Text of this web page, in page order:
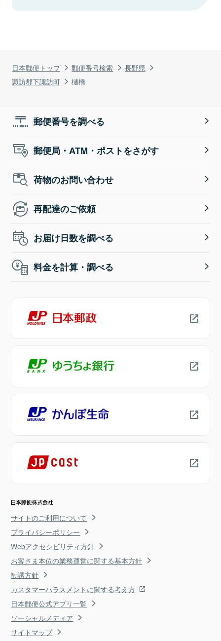
日本郵便トップ 郵便番号検索
長野県
諏訪郡下諏訪町
樋橋
郵便番号を調べる
郵便局・ATM・ポストをさがす
荷物のお問い合わせ
再配達のご依頼
お届け日数を調べる
料金を計算・調べる
サイトのご利用について
プライバシーポリシー
Webアクセシビリティ方針
お客さま本位の業務運営に関する基本方針
勧誘方針
カスタマーハラスメントに関する考え方
日本郵便公式アプリ一覧
ソーシャルメディア
サイトマップ